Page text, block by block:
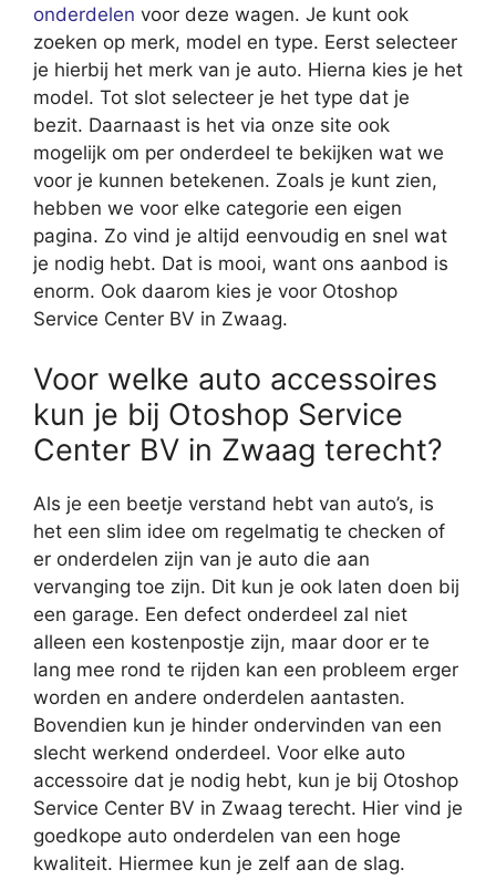
onderdelen voor deze wagen. Je kunt ook
zoeken op merk, model en type. Eerst selecteer
je hierbij het merk van je auto. Hierna kies je het
model. Tot slot selecteer je het type dat je
bezit. Daarnaast is het via onze site ook
mogelijk om per onderdeel te bekijken wat we
voor je kunnen betekenen. Zoals je kunt zien,
hebben we voor elke categorie een eigen
pagina. Zo vind je altijd eenvoudig en snel wat
je nodig hebt. Dat is mooi, want ons aanbod is
enorm. Ook daarom kies je voor Otoshop
Service Center BV in Zwaag.
Voor welke auto accessoires
kun je bij Otoshop Service
Center BV in Zwaag terecht?
Als je een beetje verstand hebt van auto’s, is
het een slim idee om regelmatig te checken of
er onderdelen zijn van je auto die aan
vervanging toe zijn. Dit kun je ook laten doen bij
een garage. Een defect onderdeel zal niet
alleen een kostenpostje zijn, maar door er te
lang mee rond te rijden kan een probleem erger
worden en andere onderdelen aantasten.
Bovendien kun je hinder ondervinden van een
slecht werkend onderdeel. Voor elke auto
accessoire dat je nodig hebt, kun je bij Otoshop
Service Center BV in Zwaag terecht. Hier vind je
goedkope auto onderdelen van een hoge
kwaliteit. Hiermee kun je zelf aan de slag.